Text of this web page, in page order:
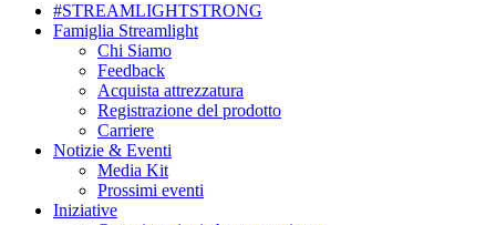
#STREAMLIGHTSTRONG
Famiglia Streamlight
Chi Siamo
Feedback
Acquista attrezzatura
Registrazione del prodotto
Carriere
Notizie & Eventi
Media Kit
Prossimi eventi
Iniziative